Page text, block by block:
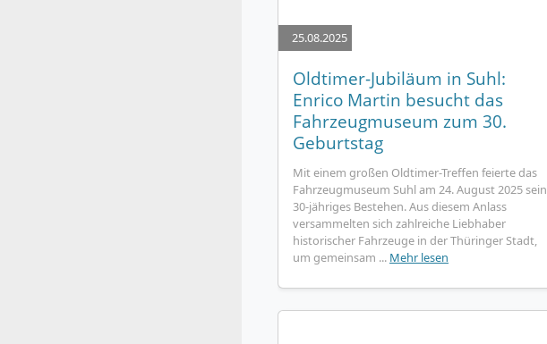
25.08.2025
Oldtimer-Jubiläum in Suhl:
Enrico Martin besucht das
Fahrzeugmuseum zum 30.
Geburtstag
Mit einem großen Oldtimer-Treffen feierte das
Fahrzeugmuseum Suhl am 24. August 2025 sein
30-jähriges Bestehen. Aus diesem Anlass
versammelten sich zahlreiche Liebhaber
historischer Fahrzeuge in der Thüringer Stadt,
um gemeinsam ... Mehr lesen